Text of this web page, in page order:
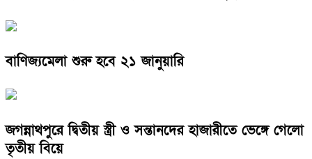
বাণিজ্যমেলা শুরু হবে ২১ জানুয়ারি
জগন্নাথপুরে দ্বিতীয় স্ত্রী ও সন্তানদের হাজারীতে ভেঙ্গে গেলো
তৃতীয় বিয়ে